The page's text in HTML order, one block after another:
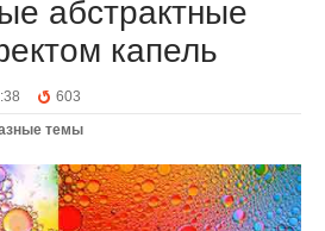
абстрактные
капель
603
темы